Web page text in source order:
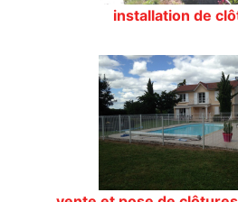
installation de